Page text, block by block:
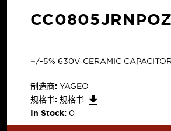
+/-5% 630V CERAMIC
制造商: YAGEO
规格书: 规格书
In Stock: 0